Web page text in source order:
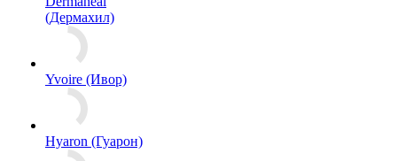
(Дермахил)
Yvoire (Ивор)
Hyaron (Гуарон)